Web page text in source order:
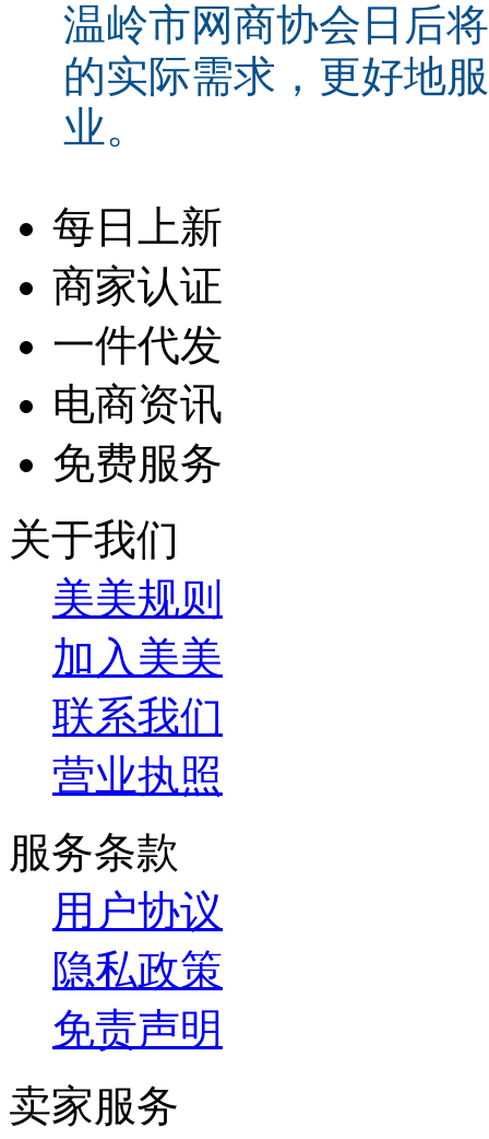
温岭市网商协会日后
的实际需求，更好地
业。
每日上新
商家认证
一件代发
电商资讯
免费服务
关于我们
美美规则
加入美美
联系我们
营业执照
服务条款
用户协议
隐私政策
免责声明
卖家服务